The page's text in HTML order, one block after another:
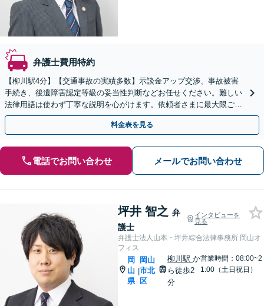
弁護士費用特約
【柳川駅4分】【交通事故の実績多数】示談金アップ交渉、事故被害
手続き、後遺障害認定等級の妥当性判断などお任せください。難しい
法律用語は使わず丁寧な説明を心がけます。依頼者さまに最大限ご納
得いただける解決策を提案します。【子連れ相談可】
料金表を見る
電話でお問い合わせ メールでお問い合わせ
坪井 智之 弁
護士
インタビューを
見る
弁護士法人山本・坪井綜合法律事務所 岡山オ
フィス
岡
山
県
|
岡山
市北
区
柳川駅か
ら徒歩2
分
営業時間：08:00~2
1:00（土日祝日）